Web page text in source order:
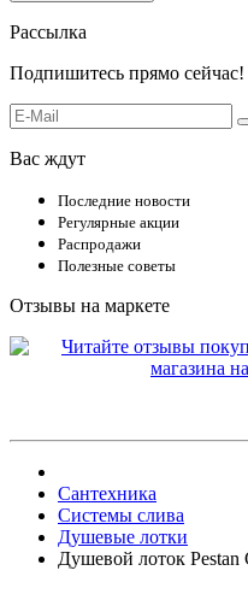
Рассылка
Подпишитесь прямо сейчас!
Вас ждут
Последние новости
Регулярные акции
Распродажи
Полезные советы
Отзывы на маркете
Сантехника
Системы слива
Душевые лотки
Душевой лоток